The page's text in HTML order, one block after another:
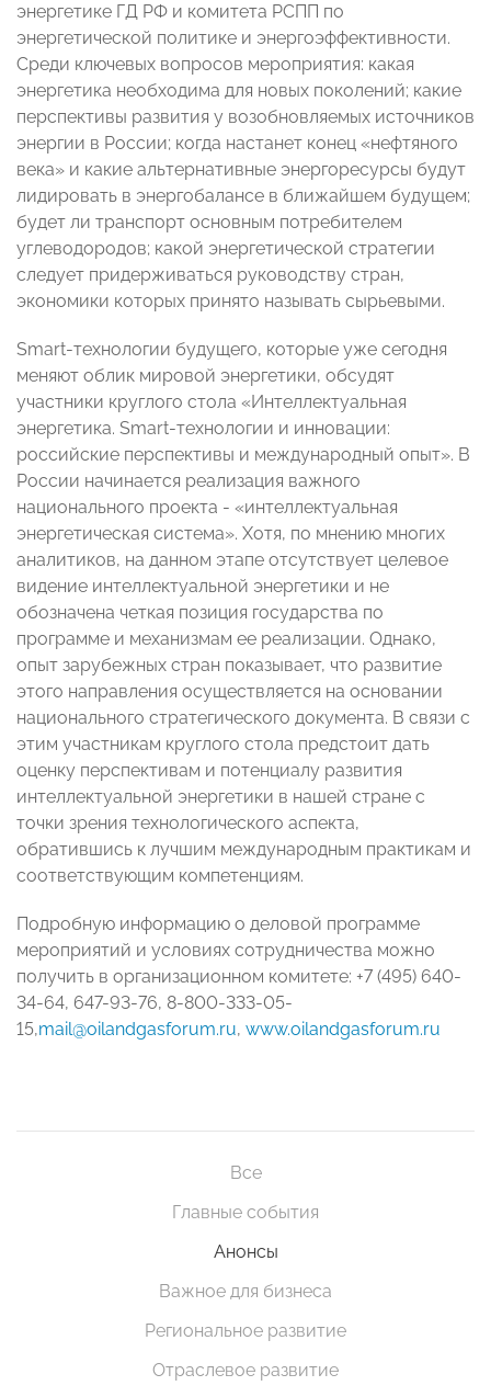
энергетике ГД РФ и комитета РСПП по
энергетической политике и энергоэффективности.
Среди ключевых вопросов мероприятия: какая
энергетика необходима для новых поколений; какие
перспективы развития у возобновляемых источников
энергии в России; когда настанет конец «нефтяного
века» и какие альтернативные энергоресурсы будут
лидировать в энергобалансе в ближайшем будущем;
будет ли транспорт основным потребителем
углеводородов; какой энергетической стратегии
следует придерживаться руководству стран,
экономики которых принято называть сырьевыми.
Smart-технологии будущего, которые уже сегодня
меняют облик мировой энергетики, обсудят
участники круглого стола «Интеллектуальная
энергетика. Smart-технологии и инновации:
российские перспективы и международный опыт». В
России начинается реализация важного
национального проекта - «интеллектуальная
энергетическая система». Хотя, по мнению многих
аналитиков, на данном этапе отсутствует целевое
видение интеллектуальной энергетики и не
обозначена четкая позиция государства по
программе и механизмам ее реализации. Однако,
опыт зарубежных стран показывает, что развитие
этого направления осуществляется на основании
национального стратегического документа. В связи с
этим участникам круглого стола предстоит дать
оценку перспективам и потенциалу развития
интеллектуальной энергетики в нашей стране с
точки зрения технологического аспекта,
обратившись к лучшим международным практикам и
соответствующим компетенциям.
Подробную информацию о деловой программе
мероприятий и условиях сотрудничества можно
получить в организационном комитете: +7 (495) 640-
34-64, 647-93-76, 8-800-333-05-
15,mail@oilandgasforum.ru, www.oilandgasforum.ru
Все
Главные события
Анонсы
Важное для бизнеса
Региональное развитие
Отраслевое развитие